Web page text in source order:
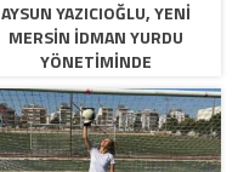
AYSUN YAZICIOĞLU, YENI
MERSIN İDMAN YURDU
YÖNETIMINDE